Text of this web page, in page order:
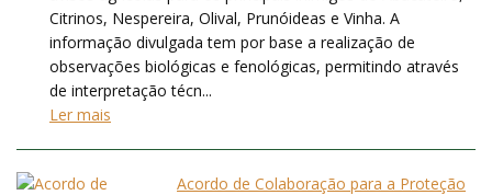
Citrinos, Nespereira, Olival, Prunóideas e Vinha. A
informação divulgada tem por base a realização de
observações biológicas e fenológicas, permitindo através
de interpretação técn...
Ler mais
Acordo de Colaboração para a Proteção